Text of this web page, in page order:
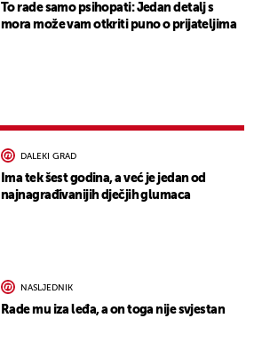
To rade samo psihopati: Jedan detalj s
mora može vam otkriti puno o prijateljima
DALEKI GRAD
Ima tek šest godina, a već je jedan od
najnagrađivanijih dječjih glumaca
NASLJEDNIK
Rade mu iza leđa, a on toga nije svjestan